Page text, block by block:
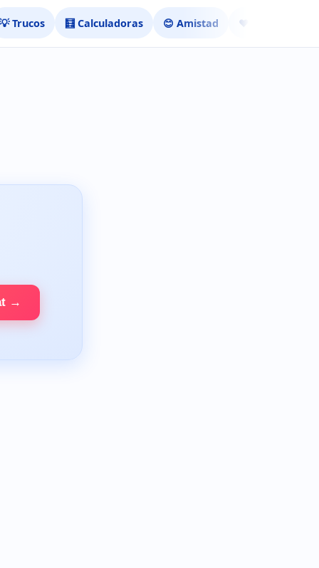
💡 Trucos 🧮 Calculadoras 😊 Amistad ❤️ Ligar
→